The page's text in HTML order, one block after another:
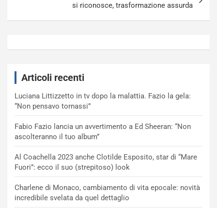
si riconosce, trasformazione assurda
Articoli recenti
Luciana Littizzetto in tv dopo la malattia. Fazio la gela:
“Non pensavo tornassi”
Fabio Fazio lancia un avvertimento a Ed Sheeran: “Non
ascolteranno il tuo album”
Al Coachella 2023 anche Clotilde Esposito, star di “Mare
Fuori”: ecco il suo (strepitoso) look
Charlene di Monaco, cambiamento di vita epocale: novità
incredibile svelata da quel dettaglio